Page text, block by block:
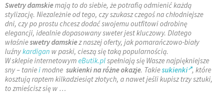
Swetry damskiemają to do siebie, że potrafią odmienić każdą
stylizację. Niezależnie od tego, czy szukasz czegoś na chłodniejsze
dni, czy po prostu chcesz dodać swojemu outfitowi odrobinę
elegancji, idealnie dopasowany sweter jest kluczowy. Dlatego
właśnieswetry damskiez naszej oferty, jak pomarańczowo-biały
luźnykardigan w paski, cieszą się taką popularnością.
W sklepie internetowym eButik.plspełniają się Wasze najpiękniejsze
sny – tanieimodne sukienki na różne okazje. Takiesukienki , które
kosztują raptem kilkadziesiąt złotych, a nawet jeśli kupisz trzy sztuki,
to zmieścisz się w …